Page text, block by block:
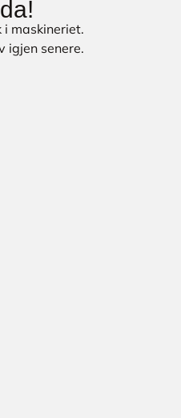
i maskineriet.
igjen senere.